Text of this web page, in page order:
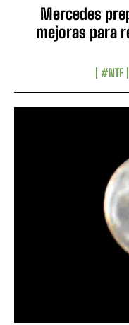
Mercedes
mejoras para
#NTF